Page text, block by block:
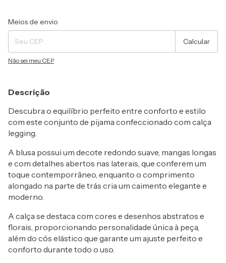
Entregas para o CEP:
Meios de envio
Calcular
Não sei meu CEP
Descrição
Descubra o equilíbrio perfeito entre conforto e estilo
com este conjunto de pijama confeccionado com calça
legging.
A blusa possui um decote redondo suave, mangas longas
e com detalhes abertos nas laterais, que conferem um
toque contemporrâneo, enquanto o comprimento
alongado na parte de trás cria um caimento elegante e
moderno.
A calça se destaca com cores e desenhos abstratos e
florais, proporcionando personalidade única à peça,
além do cós elástico que garante um ajuste perfeito e
conforto durante todo o uso.